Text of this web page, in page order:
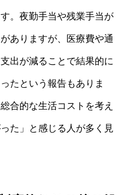
。夜勤手当や残業手当が
ありますが、医療費や通
出が減ることで結果的に
たという報告もありま
合的な生活コストを考え
た」と感じる人が多く見